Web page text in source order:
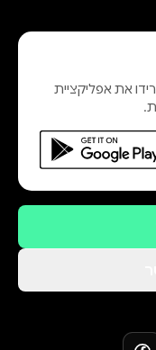
את אפליקציית